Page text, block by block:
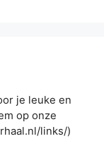
je leuke en
op onze
links/)